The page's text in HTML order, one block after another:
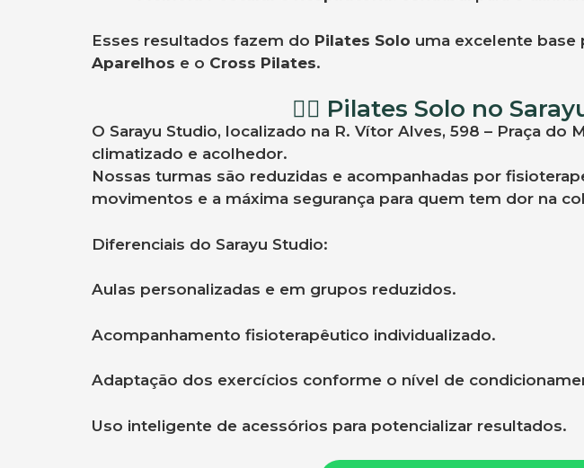
Esses resultados fazem do Pilates Solo uma excelente base
Aparelhos e o Cross Pilates.
🧘‍♀️ Pilates Solo no
O Sarayu Studio, localizado na R. Vítor Alves, 598 – Praça
climatizado e acolhedor.
Nossas turmas são reduzidas e acompanhadas por
movimentos e a máxima segurança para quem tem dor na
Diferenciais do Sarayu Studio:
Aulas personalizadas e em grupos reduzidos.
Acompanhamento fisioterapêutico individualizado.
Adaptação dos exercícios conforme o nível de
Uso inteligente de acessórios para potencializar resultados.